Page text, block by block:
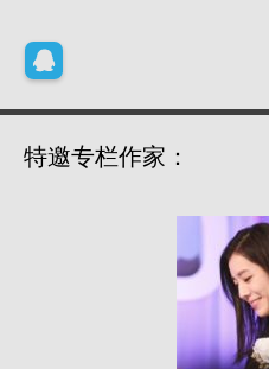
特邀专栏作家：